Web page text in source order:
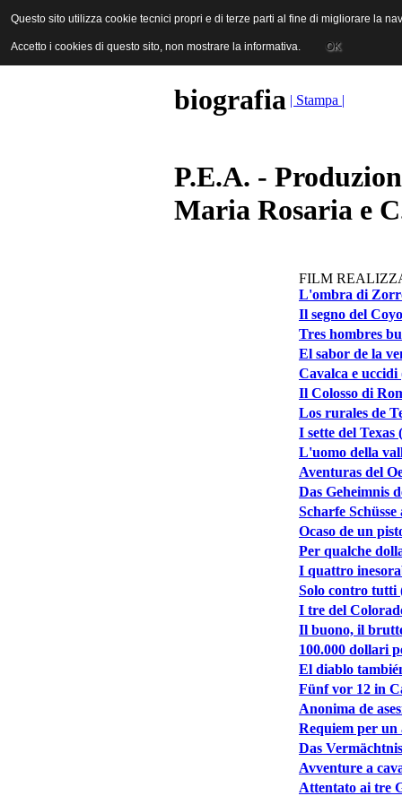
ANICA | Associazione Nazionale Industrie Cinematografiche
biografia | Stampa |
P.E.A. -
Maria Rosaria e
FILM
L'ombra di
Il segno del
Tres hombres
El sabor de la
Cavalca e uccidi
Il Colosso di
Los rurales de
I sette del Texas
L'uomo della
Aventuras del
Das Geheimnis
Scharfe
Ocaso de un
Per qualche
I quattro
Solo contro tutti
I tre del
Il buono, il
100.000 dollari
El diablo
Fünf vor 12 in
Anonima de
Requiem per un
Das
Avventure a
Attentato ai tre
Questo sito utilizza cookie tecnici propri e di terze parti al fine di migliorare la
Accetto i cookies di questo sito, non mostrare la informativa. OK
Questo sito utilizza cookie tecnici propri e di terze parti al fine di migliorare la
Accetto i cookies di questo sito, non mostrare la informativa. OK